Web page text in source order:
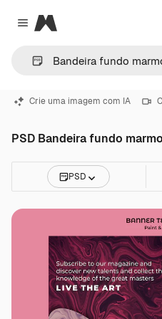
Close menu
Magnific
Crie uma imagem com IA
PSD Bandeira fundo
PSD